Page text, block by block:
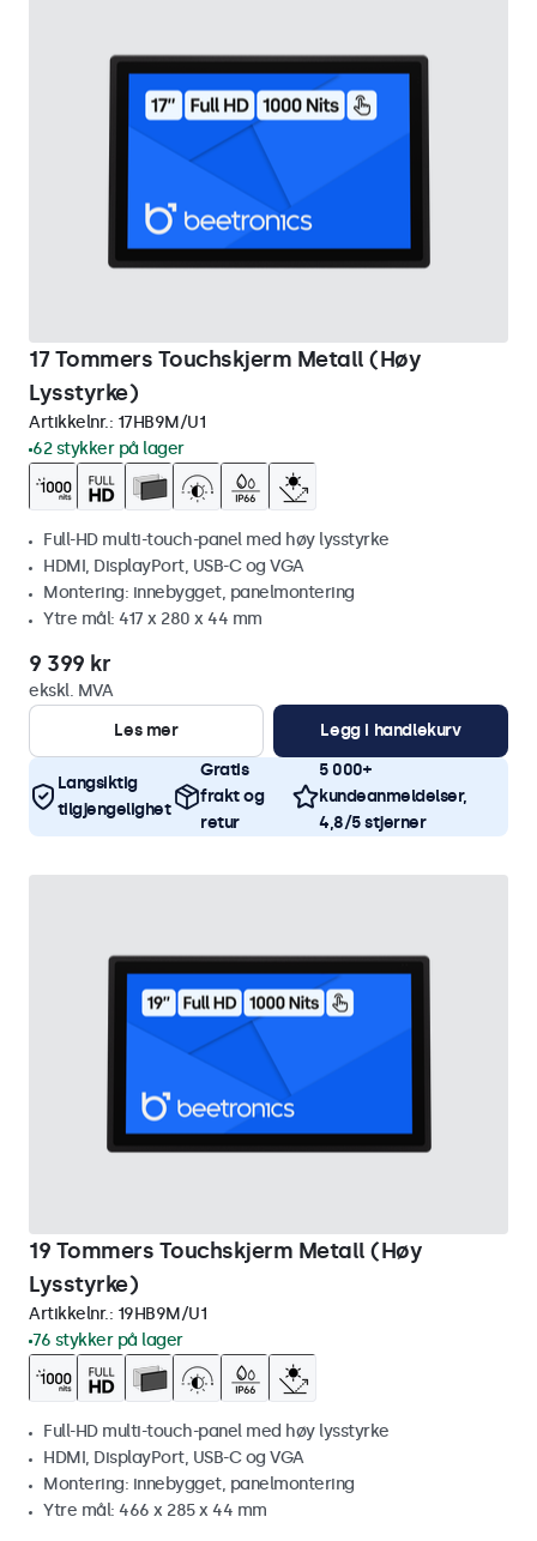
17 Tommers Touchskjerm Metall (Høy
Lysstyrke)
Artikkelnr.: 17HB9M/U1
62 stykker på lager
Full-HD multi-touch-panel med høy lysstyrke
HDMI, DisplayPort, USB-C og VGA
Montering: innebygget, panelmontering
Ytre mål: 417 x 280 x 44 mm
9 399 kr
ekskl. MVA
Les mer
Legg i handlekurv
Langsiktig
tilgjengelighet
Gratis
frakt og
retur
5 000+
kundeanmeldelser,
4,8/5 stjerner
19 Tommers Touchskjerm Metall (Høy
Lysstyrke)
Artikkelnr.: 19HB9M/U1
76 stykker på lager
Full-HD multi-touch-panel med høy lysstyrke
HDMI, DisplayPort, USB-C og VGA
Montering: innebygget, panelmontering
Ytre mål: 466 x 285 x 44 mm